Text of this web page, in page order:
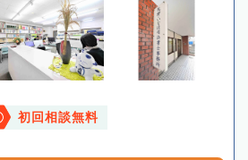
初回相談無料